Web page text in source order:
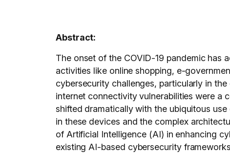
Abstract:
The onset of the COVID-19 pandemic has
activities like online shopping, e-
cybersecurity challenges, particularly in
internet connectivity vulnerabilities were a
shifted dramatically with the ubiquitous
in these devices and the complex
of Artificial Intelligence (AI) in enhancing
existing AI-based cybersecurity